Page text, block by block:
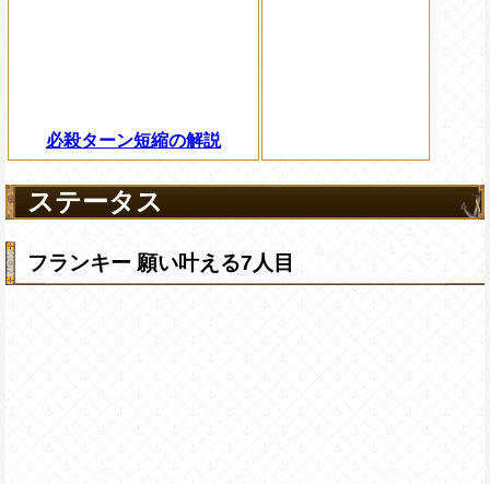
必殺ターン短縮の解説
ステータス
フランキー 願い叶える7人目